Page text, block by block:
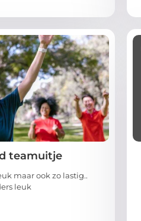
teamuitje
maar ook zo lastig..
leuk